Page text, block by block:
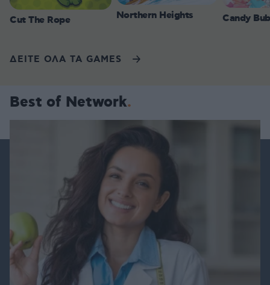
Cut The Rope Northern Heights Candy
ΔΕΙΤΕ ΟΛΑ ΤΑ GAMES
Best of Network